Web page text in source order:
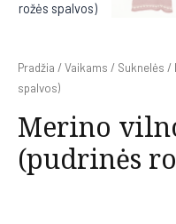
Pradžia /Vaikams / Suknelės /
spalvos)
Merino
(pudrinės